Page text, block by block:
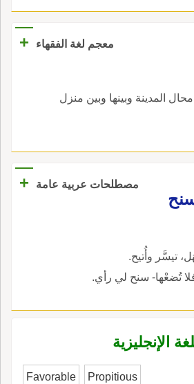
ما قالت فأَجابها الرجل أَسْكَتَاكِ
معجم لغة الفقهاء
+
المدينة وبينها وبين منزل
مصطلحات عربية عامة
+
تيسَّر وأُتيح.
تُضعْها- سنح لي رأي.
الإنجليزية
Favorable Propitious